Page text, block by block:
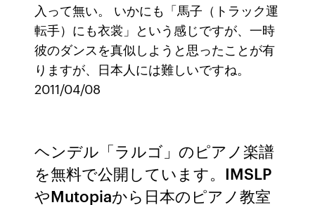
入って無い。 いかにも「馬子（トラック運
転手）にも衣裳」という感じですが、一時
彼のダンスを真似しようと思ったことが有
りますが、日本人には難しいですね。
2011/04/08
ヘンデル「ラルゴ」のピアノ楽譜
を無料で公開しています。IMSLP
やMutopiaから日本のピアノ教室